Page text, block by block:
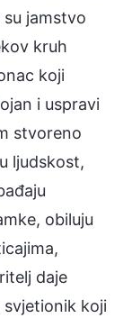
jamstvo
kruh
koji
i uspravi
stvoreno
ljudskost,
obiluju
daje
koji